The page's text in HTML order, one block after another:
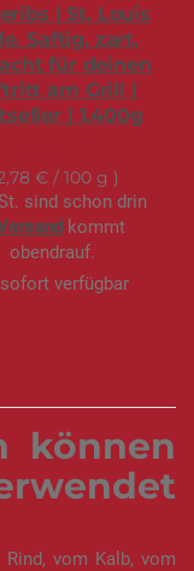
| St. Louis
Saftig, zart,
für deinen
am Grill |
| 1.400g
€ / 100 g
sind schon drin
kommt
obendrauf.
sofort verfügbar
können
vom Kalb, vom